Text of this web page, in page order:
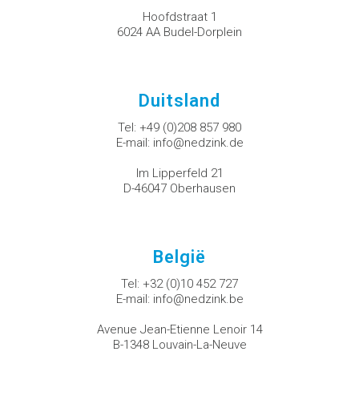
Hoofdstraat 1
6024 AA Budel-Dorplein
Duitsland
Tel: +49 (0)208 857 980
E-mail: info@nedzink.de
Im Lipperfeld 21
D-46047 Oberhausen
België
Tel: +32 (0)10 452 727
E-mail: info@nedzink.be
Avenue Jean-Etienne Lenoir 14
B-1348 Louvain-La-Neuve